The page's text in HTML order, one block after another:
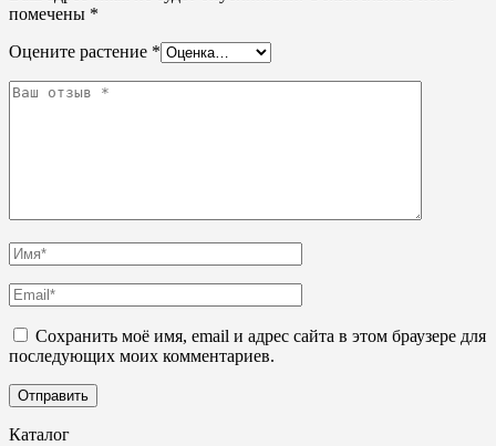
помечены *
Оцените растение *
Сохранить моё имя, email и адрес сайта в этом браузере для
последующих моих комментариев.
Каталог